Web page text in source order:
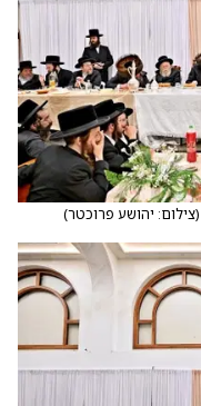
(צילום: יהושע פרוכטר)